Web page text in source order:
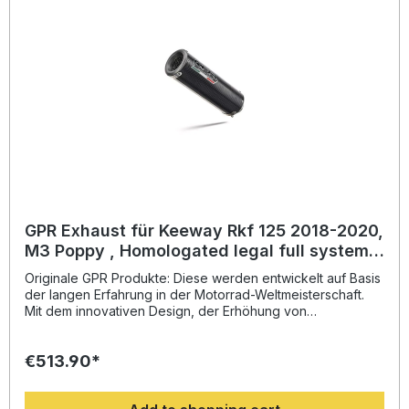
entsprechende Zubehör. Homologated full system exhaust
including removable db killer and catalystZulassung:
Yes,legal for use in the European
Community,UK,Usa,Japan,Mexico and most countries
worldwide. Always check local legislation.Lieferzeit: ca. 14
GPR Exhaust für Keeway Rkf 125 2018-2020,
M3 Poppy , Homologated legal full system
exhaust, including removable db killer and
ca
Originale GPR Produkte: Diese werden entwickelt auf Basis
der langen Erfahrung in der Motorrad-Weltmeisterschaft.
Mit dem innovativen Design, der Erhöhung von
Fahrzeug deutlich auf und erhalten ein perfektes Preis-
eine hörbare Soundverbesserung zur Serie, die Sie beim
€513.90*